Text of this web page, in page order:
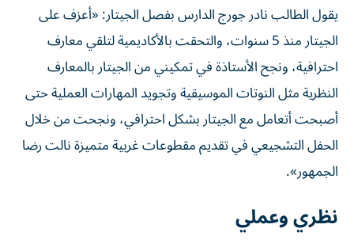
يقول الطالب نادر جورج الدارس بفصل الجيتار: «أعزف على
الجيتار منذ 5 سنوات، والتحقت بالأكاديمية لتلقي معارف
احترافية، ونجح الأستاذة في تمكيني من الجيتار بالمعارف
النظرية مثل النوتات الموسيقية وتجويد المهارات العملية حتى
أصبحت أتعامل مع الجيتار بشكل احترافي، ونجحت من خلال
الحفل التشجيعي في تقديم مقطوعات غربية متميزة نالت رضا
الجمهور».
نظري وعملي